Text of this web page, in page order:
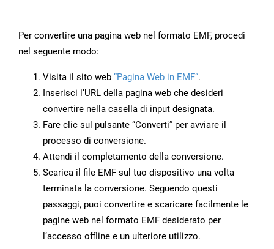
Per convertire una pagina web nel formato EMF, procedi
nel seguente modo:
Visita il sito web “Pagina Web in EMF”.
Inserisci l’URL della pagina web che desideri
convertire nella casella di input designata.
Fare clic sul pulsante “Converti” per avviare il
processo di conversione.
Attendi il completamento della conversione.
Scarica il file EMF sul tuo dispositivo una volta
terminata la conversione. Seguendo questi
passaggi, puoi convertire e scaricare facilmente le
pagine web nel formato EMF desiderato per
l’accesso offline e un ulteriore utilizzo.